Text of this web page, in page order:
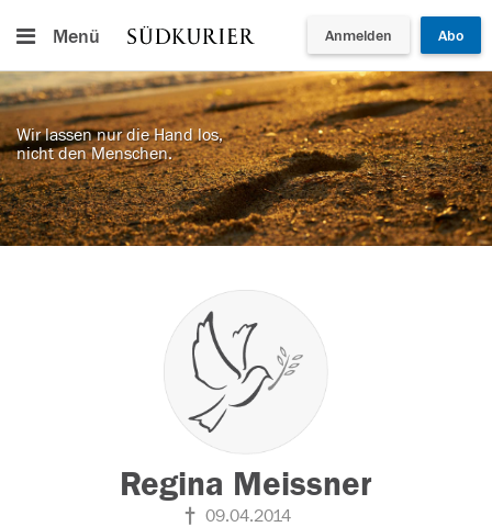
Menü Anmelden Abo
Wir lassen nur die Hand los,
nicht den Menschen.
Regina Meissner
09.04.2014